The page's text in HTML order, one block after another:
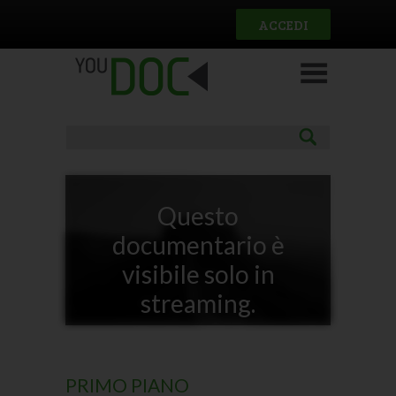
ACCEDI
Questo
documentario è
visibile solo in
streaming.
PRIMO PIANO